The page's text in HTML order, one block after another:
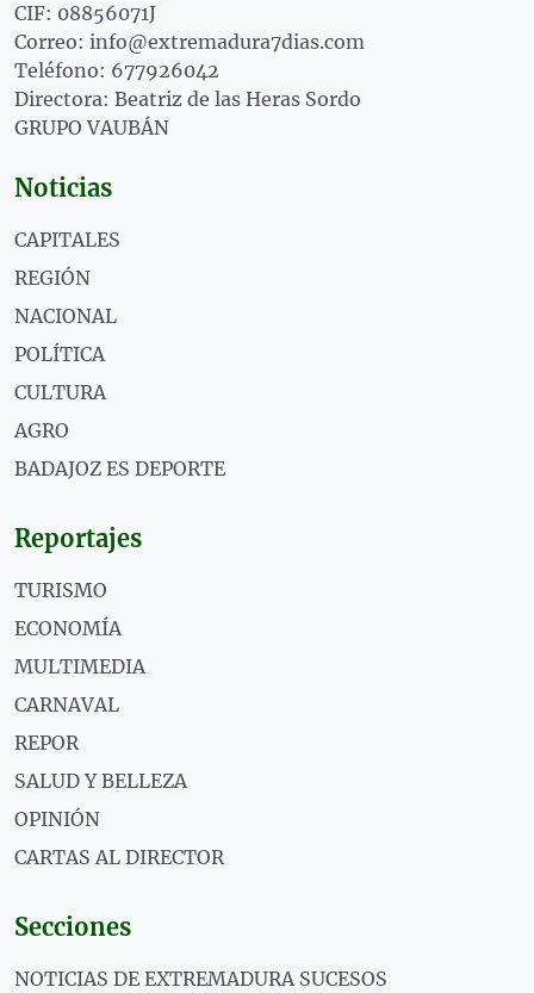
CIF: 08856071J
Correo: info@extremadura7dias.com
Teléfono: 677926042
Directora: Beatriz de las Heras Sordo
GRUPO VAUBÁN
Noticias
CAPITALES
REGIÓN
NACIONAL
POLÍTICA
CULTURA
AGRO
BADAJOZ ES DEPORTE
Reportajes
TURISMO
ECONOMÍA
MULTIMEDIA
CARNAVAL
REPOR
SALUD Y BELLEZA
OPINIÓN
CARTAS AL DIRECTOR
Secciones
NOTICIAS DE EXTREMADURA SUCESOS